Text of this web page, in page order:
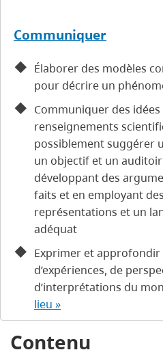
Contenu
Communiquer
Élaborer des modèles
pour décrire un
Communiquer des idées
renseignements
possiblement suggérer
un objectif et un
développant des
faits et en employant
représentations et un
adéquat
Exprimer et approfondir
d’expériences, de
d’interprétations du
lieu »